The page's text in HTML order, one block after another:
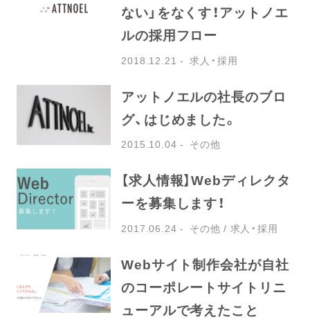
ない」をなくす！アットノエ
ルの採用フロー
2018.12.21 求人・採用
アットノエルの社長のブロ
グ、はじめました。
2015.10.04 その他
【求人情報】Webディレクタ
ーを募集します！
2017.06.24 その他 求人・採用
Webサイト制作会社が自社
のコーポレートサイトリニ
ューアルで考えたこと